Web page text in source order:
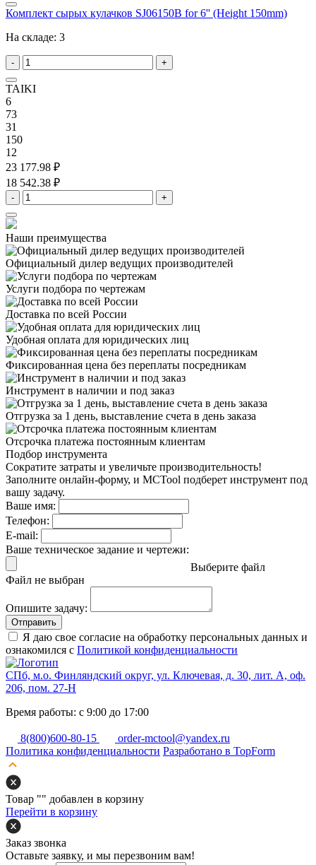
Комплект сырых кулачков SJ06150B for 6'' (Height 150mm)
На складе: 3
- +
TAIKI
6
73
31
150
12
23 177.98 ₽
18 542.38 ₽
- +
Наши преимущества
Официальный дилер ведущих производителей
Услуги подбора по чертежам
Доставка по всей России
Удобная оплата для юридических лиц
Фиксированная цена без переплаты посредникам
Инструмент в наличии и под заказ
Отгрузка за 1 день, выставление счета в день заказа
Отсрочка платежа постоянным клиентам
Подбор инструмента
Сократите затраты и увеличьте производительность!
Заполните онлайн-форму, и MCTool подберет инструмент под
вашу задачу.
Ваше имя:
Телефон:
E-mail:
Ваше техническое задание и чертежи:
Выберите файл
Файл не выбран
Опишите задачу:
Отправить
Я даю свое согласие на обработку персональных данных и
ознакомился с Политикой конфиденциальности
СПб, м.о. Финляндский округ, ул. Ключевая, д. 30, лит. А, оф.
206, пом. 27-Н
Время работы: с 9:00 до 17:00
8(800)600-80-15
order-mctool@yandex.ru
Политика конфиденциальности Разработано в TopForm
Товар "" добавлен в корзину
Перейти в корзину
Заказ звонка
Оставьте заявку, и мы перезвоним вам!